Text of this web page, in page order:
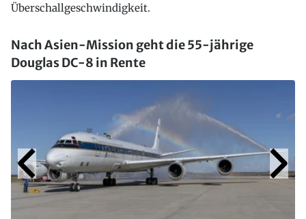
Überschallgeschwindigkeit.
Nach Asien-Mission geht die 55-jährige
Douglas DC-8 in Rente